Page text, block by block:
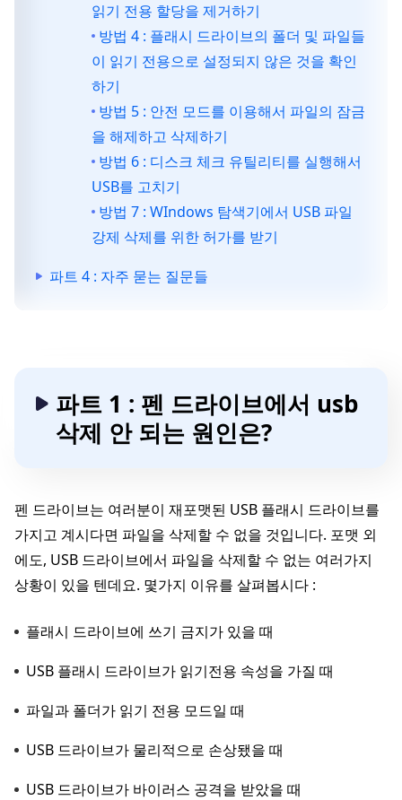
읽기 전용 할당을 제거하기
방법 4 : 플래시 드라이브의 폴더 및 파일들
이 읽기 전용으로 설정되지 않은 것을 확인
하기
방법 5 : 안전 모드를 이용해서 파일의 잠금
을 해제하고 삭제하기
방법 6 : 디스크 체크 유틸리티를 실행해서
USB를 고치기
방법 7 : WIndows 탐색기에서 USB 파일
강제 삭제를 위한 허가를 받기
파트 4 : 자주 묻는 질문들
파트 1 : 펜 드라이브에서 usb
삭제 안 되는 원인은?
펜 드라이브는 여러분이 재포맷된 USB 플래시 드라이브를
가지고 계시다면 파일을 삭제할 수 없을 것입니다. 포맷 외
에도, USB 드라이브에서 파일을 삭제할 수 없는 여러가지
상황이 있을 텐데요. 몇가지 이유를 살펴봅시다 :
플래시 드라이브에 쓰기 금지가 있을 때
USB 플래시 드라이브가 읽기전용 속성을 가질 때
파일과 폴더가 읽기 전용 모드일 때
USB 드라이브가 물리적으로 손상됐을 때
USB 드라이브가 바이러스 공격을 받았을 때